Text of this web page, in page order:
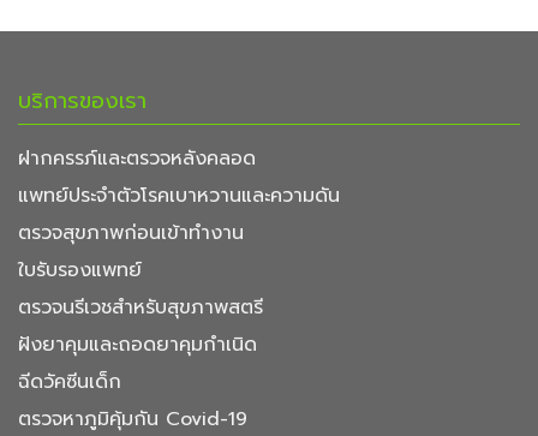
บริการของเรา
ฝากครรภ์และตรวจหลังคลอด
แพทย์ประจำตัวโรคเบาหวานและความดัน
ตรวจสุขภาพก่อนเข้าทำงาน
ใบรับรองแพทย์
ตรวจนรีเวชสำหรับสุขภาพสตรี
ฝังยาคุมและถอดยาคุมกำเนิด
ฉีดวัคซีนเด็ก
ตรวจหาภูมิคุ้มกัน Covid-19